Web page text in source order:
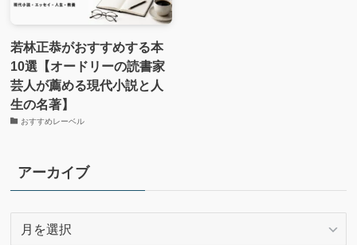
若林正恭がおすすめする本
10選【オードリーの読書家
芸人が薦める現代小説と人
生の名著】
おすすめレーベル
アーカイブ